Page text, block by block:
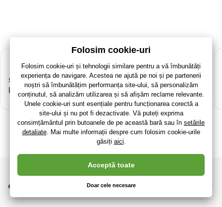
Sortiment variat
pentru orice vârstă
Recompense în
clubul nostru de
fidelitate RajClub
CATEGORII